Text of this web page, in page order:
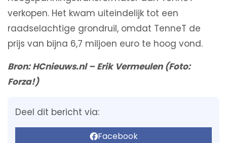
verkopen. Het kwam uiteindelijk tot een
raadselachtige grondruil, omdat TenneT de
prijs van bijna 6,7 miljoen euro te hoog vond.
Bron: HCnieuws.nl – Erik Vermeulen (Foto:
Forza!)
Deel dit bericht via:
Facebook